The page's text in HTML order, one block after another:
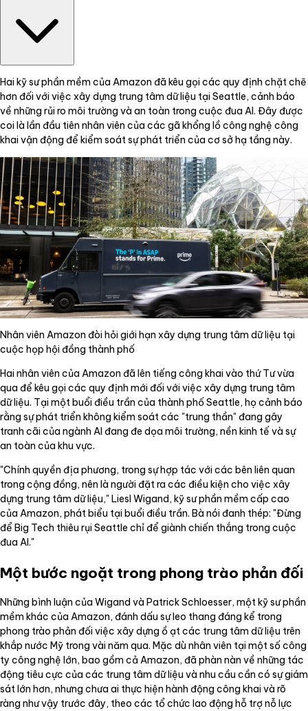
Hai kỹ sư phần mềm của Amazon đã kêu gọi các quy định chặt chẽ
hơn đối với việc xây dựng trung tâm dữ liệu tại Seattle, cảnh báo
về những rủi ro môi trường và an toàn trong cuộc đua AI. Đây được
coi là lần đầu tiên nhân viên của các gã khổng lồ công nghệ công
khai vận động để kiểm soát sự phát triển của cơ sở hạ tầng này.
Nhân viên Amazon đòi hỏi giới hạn xây dựng trung tâm dữ liệu tại
cuộc họp hội đồng thành phố
Hai nhân viên của Amazon đã lên tiếng công khai vào thứ Tư vừa
qua để kêu gọi các quy định mới đối với việc xây dựng trung tâm
dữ liệu. Tại một buổi điều trần của thành phố Seattle, họ cảnh báo
rằng sự phát triển không kiểm soát các "trung thần" đang gây
tranh cãi của ngành AI đang đe dọa môi trường, nền kinh tế và sự
an toàn của khu vực.
"Chính quyền địa phương, trong sự hợp tác với các bên liên quan
trong cộng đồng, nên là người đặt ra các điều kiện cho việc xây
dựng trung tâm dữ liệu," Liesl Wigand, kỹ sư phần mềm cấp cao
của Amazon, phát biểu tại buổi điều trần. Bà nói đanh thép: "Đừng
để Big Tech thiêu rụi Seattle chỉ để giành chiến thắng trong cuộc
đua AI."
Một bước ngoặt trong phong trào phản đối
Những bình luận của Wigand và Patrick Schloesser, một kỹ sư phần
mềm khác của Amazon, đánh dấu sự leo thang đáng kể trong
phong trào phản đối việc xây dựng ồ ạt các trung tâm dữ liệu trên
khắp nước Mỹ trong vài năm qua. Mặc dù nhân viên tại một số công
ty công nghệ lớn, bao gồm cả Amazon, đã phàn nàn về những tác
động tiêu cực của các trung tâm dữ liệu và nhu cầu cần có sự giám
sát lớn hơn, nhưng chưa ai thực hiện hành động công khai và rõ
ràng như vậy trước đây, theo các tổ chức lao động hỗ trợ nỗ lực